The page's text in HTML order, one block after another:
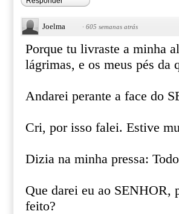
Joelma · 605 semanas atrás
Porque tu livraste a minha
lágrimas, e os meus pés da
Andarei perante a face do
Cri, por isso falei. Estive
Dizia na minha pressa:
Que darei eu ao SENHOR,
feito?